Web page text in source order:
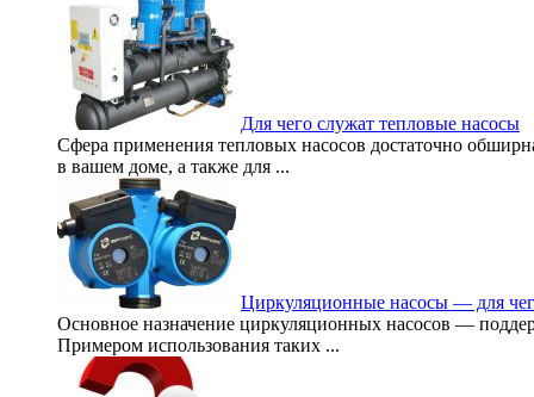
Для чего служат тепловые насосы
Сфера применения тепловых насосов достаточно
в вашем доме, а также для ...
Циркуляционные насосы — для
Основное назначение циркуляционных насосов —
Примером использования таких ...